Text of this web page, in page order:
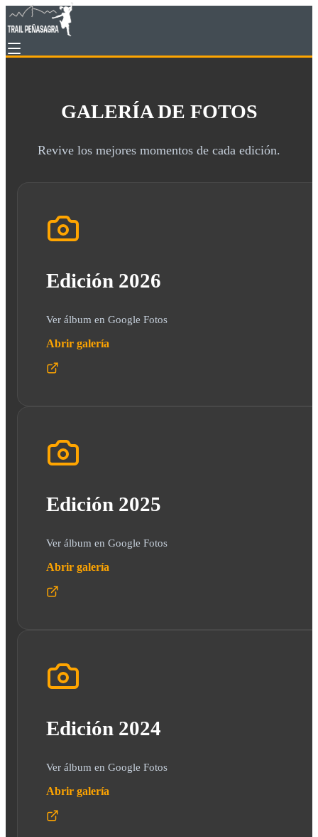
GALERÍA DE FOTOS
Revive los mejores momentos de cada edición.
Edición 2026
Ver álbum en Google Fotos
Abrir galería
Edición 2025
Ver álbum en Google Fotos
Abrir galería
Edición 2024
Ver álbum en Google Fotos
Abrir galería